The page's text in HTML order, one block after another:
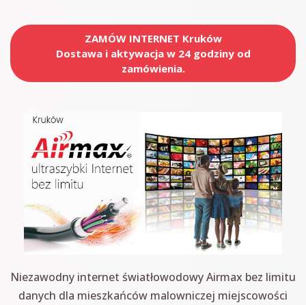
ZAMÓW INTERNET Kruków
Dostawa i aktywacja w 24 godziny od
zamówienia.
Niezawodny internet światłowodowy Airmax bez limitu
danych dla mieszkańców malowniczej miejscowości